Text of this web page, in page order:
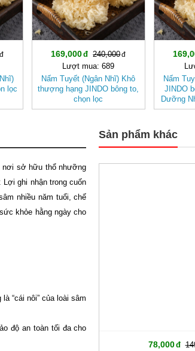
lọc
169,000
240,000
Lượt mua: 689
Nấm Tuyết (Ngân Nhĩ) Khô
thượng hạng JINDO bông to,
chọn lọc
Nấm
JINDO
Dưỡng
nơi sở hữu thổ nhưỡng
ghi nhận trong cuốn
nhiều năm tuổi, chế
khỏe hằng ngày cho
“cái nôi” của loài sâm
độ an toàn tối đa cho
Sản phẩm khác
78,000